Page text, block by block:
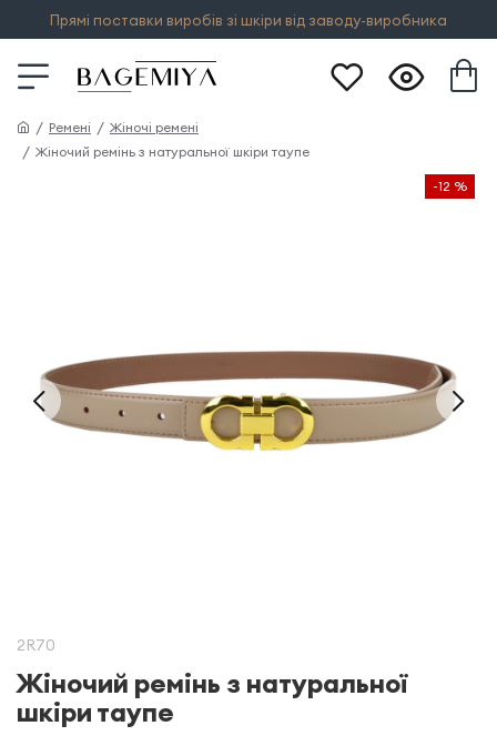
Прямі поставки виробів зі шкіри від заводу-виробника
Ремені
Жіночі ремені
Жіночий ремінь з натуральної шкіри таупе
-12 %
2R70
Жіночий ремінь з натуральної
шкіри таупе